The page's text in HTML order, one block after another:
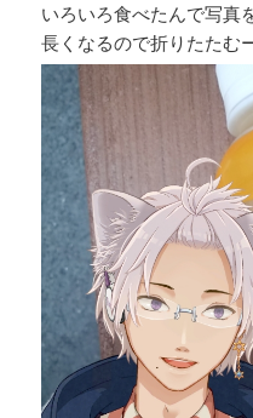
いろいろ食べたんで写真
長くなるので折りたたむー